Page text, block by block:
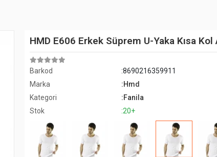
HMD E606 Erkek Süprem U-Yaka Kısa
Barkod
:8690216359911
Marka
:Hmd
Kategori
:Fanila
Stok
:20+